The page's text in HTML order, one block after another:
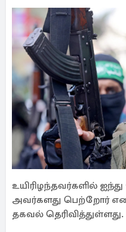
உயிரிழந்தவர்களில் ஐந்து
அவர்களது பெற்றோர்
தகவல் தெரிவித்துள்ளது.